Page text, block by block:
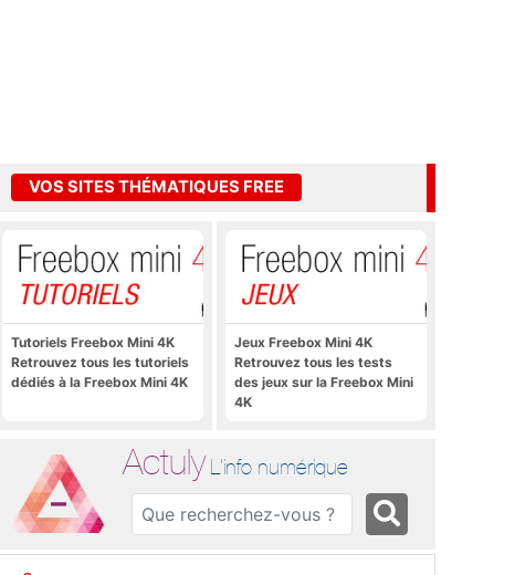
VOS SITES THÉMATIQUES FREE
Tutoriels Freebox Mini 4K
Retrouvez tous les tutoriels
dédiés à la Freebox Mini 4K
Jeux Freebox Mini 4K
Retrouvez tous les tests
des jeux sur la Freebox Mini
4K
Actuly L'info numérique